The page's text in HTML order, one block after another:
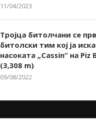
11/04/2023
Тројца битолчани се
битолски тим кој ја
насоката „Cassin“ на Piz
(3,308 m)
09/08/2022